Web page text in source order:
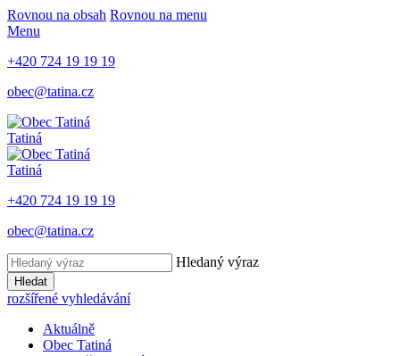
Rovnou na obsah Rovnou na menu
Menu
+420 724 19 19 19
obec@tatina.cz
Tatiná
Tatiná
+420 724 19 19 19
obec@tatina.cz
Hledaný výraz
Hledat
rozšířené vyhledávání
Aktuálně
Obec Tatiná